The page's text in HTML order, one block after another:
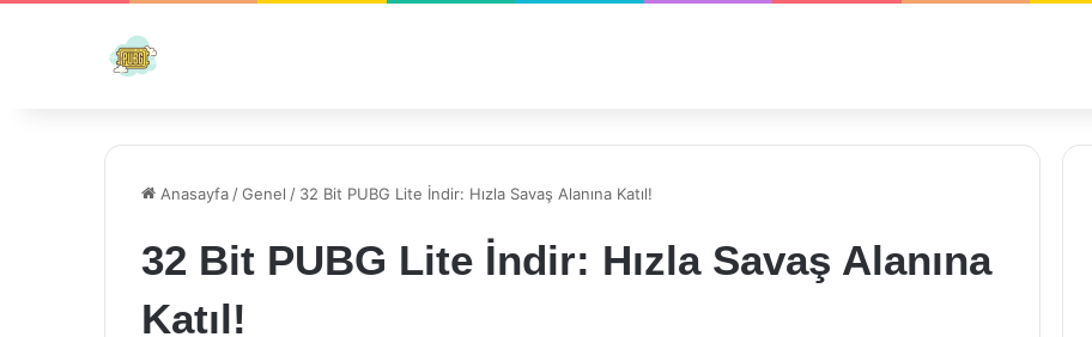
Anasayfa /Genel / 32 Bit PUBG Lite İndir: Hızla Savaş Alanına Katıl!
32 Bit PUBG Lite İndir: Hızla Savaş Alanına
Katıl!